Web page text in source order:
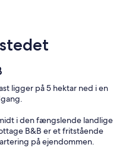
ligger på 5 hektar ned i en
i den fængslende landlige
B&B er et fritstående
på ejendommen.